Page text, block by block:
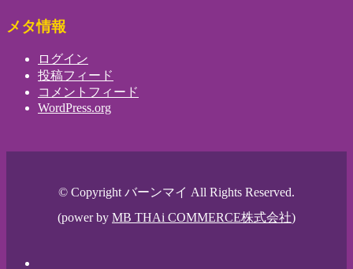
メタ情報
ログイン
投稿フィード
コメントフィード
WordPress.org
© Copyright バーンマイ All Rights Reserved.
(power by MB THAi COMMERCE株式会社)